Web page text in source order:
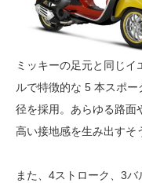
ミッキーの足元と同じ
ルで特徴的な 5 本スポ
径を採用。あらゆる路面
高い接地感を生み出すそ
また、4ストローク、3